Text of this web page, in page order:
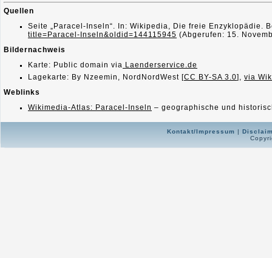
Quellen
Seite „Paracel-Inseln“. In: Wikipedia, Die freie Enzyklopädie.
title=Paracel-Inseln&oldid=144115945 (Abgerufen: 15.
Bildernachweis
Karte: Public domain via Laenderservice.de
Lagekarte: By Nzeemin, NordNordWest [CC BY-SA 3.0], via
Weblinks
Wikimedia-Atlas: Paracel-Inseln – geographische und
Kontakt/Impressum |